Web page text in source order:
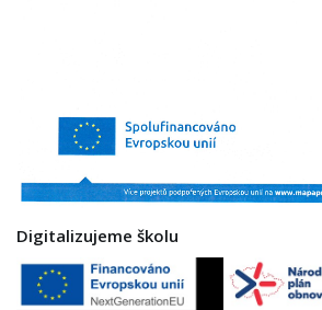
Digitalizujeme školu